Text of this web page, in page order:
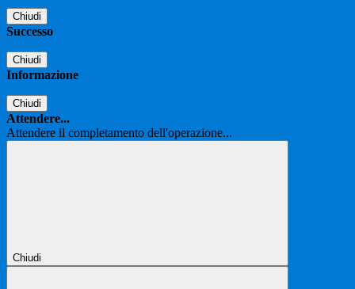
Chiudi
Successo
Chiudi
Informazione
Chiudi
Attendere...
Attendere il completamento dell'operazione...
Chiudi